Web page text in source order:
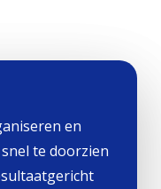
en
te doorzien